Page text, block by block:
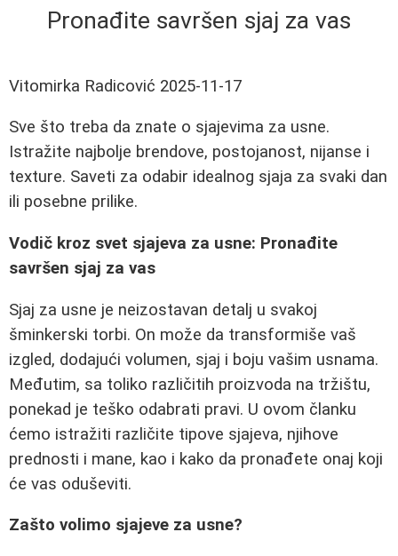
Pronađite savršen sjaj za vas
Vitomirka Radicović 2025-11-17
Sve što treba da znate o sjajevima za usne.
Istražite najbolje brendove, postojanost, nijanse i
texture. Saveti za odabir idealnog sjaja za svaki dan
ili posebne prilike.
Vodič kroz svet sjajeva za usne: Pronađite
savršen sjaj za vas
Sjaj za usne je neizostavan detalj u svakoj
šminkerski torbi. On može da transformiše vaš
izgled, dodajući volumen, sjaj i boju vašim usnama.
Međutim, sa toliko različitih proizvoda na tržištu,
ponekad je teško odabrati pravi. U ovom članku
ćemo istražiti različite tipove sjajeva, njihove
prednosti i mane, kao i kako da pronađete onaj koji
će vas oduševiti.
Zašto volimo sjajeve za usne?